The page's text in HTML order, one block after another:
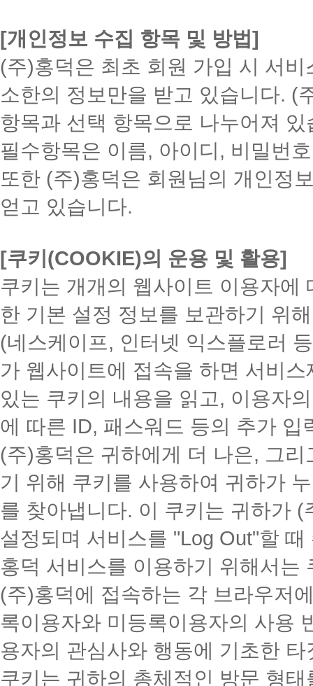
[개인정보 수집 항목 및 방법]
(주)홍덕은 최초 회원 가입 시 서
소한의 정보만을 받고 있습니다. (
항목과 선택 항목으로 나누어져 있
필수항목은 이름, 아이디, 비밀번
또한 (주)홍덕은 회원님의 개인정
얻고 있습니다.
[쿠키(COOKIE)의 운용 및 활용]
쿠키는 개개의 웹사이트 이용자에
한 기본 설정 정보를 보관하기 위
(네스케이프, 인터넷 익스플로러
가 웹사이트에 접속을 하면 서비
있는 쿠키의 내용을 읽고, 이용자
에 따른 ID, 패스워드 등의 추가
(주)홍덕은 귀하에게 더 나은, 그
기 위해 쿠키를 사용하여 귀하가
를 찾아냅니다. 이 쿠키는 귀하가
설정되며 서비스를 "Log Out"할
홍덕 서비스를 이용하기 위해서는
(주)홍덕에 접속하는 각 브라우저
록이용자와 미등록이용자의 사용
용자의 관심사와 행동에 기초한
쿠키는 귀하의 총체적인 방문 형